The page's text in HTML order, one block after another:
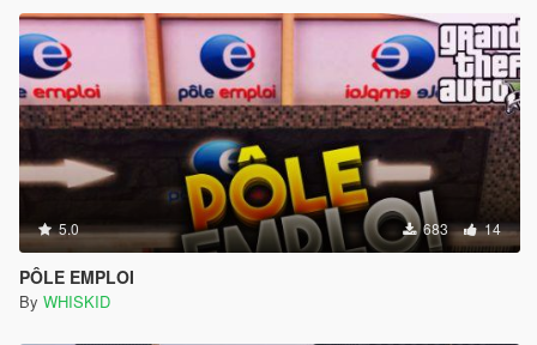
5.0 683 14
PÔLE EMPLOI
By WHISKID